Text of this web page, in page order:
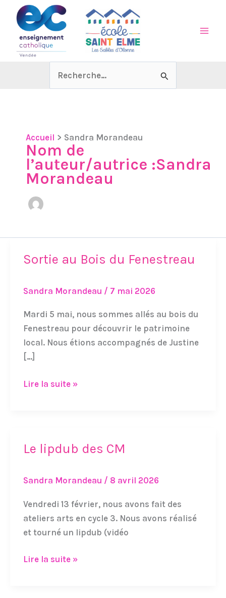
contenu
Rechercher :
Accueil Sandra Morandeau
Nom de
l’auteur/autrice :Sandra
Morandeau
Sortie au Bois du Fenestreau
Sandra Morandeau / 7 mai 2026
Mardi 5 mai, nous sommes allés au bois du
Fenestreau pour découvrir le patrimoine
local. Nous étions accompagnés de Justine
[…]
Sortie
Bois
Fenestreau
Lire la suite »
Le lipdub des CM
Sandra Morandeau / 8 avril 2026
Vendredi 13 février, nous avons fait des
ateliers arts en cycle 3. Nous avons réalisé
et tourné un lipdub (vidéo
Le
des
Lire la suite »